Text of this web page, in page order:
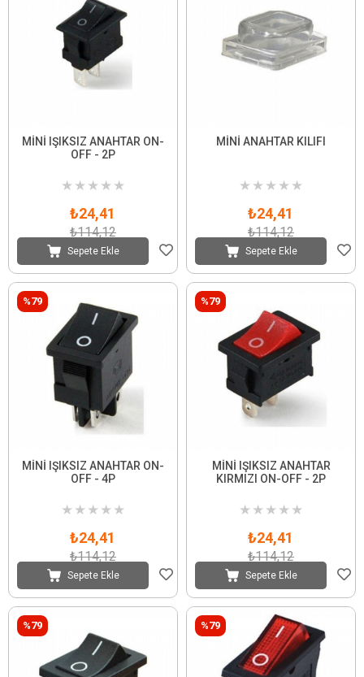
MİNİ IŞIKSIZ ANAHTAR ON-
OFF - 2P
★ ★ ★ ★ ★
₺24,41
₺114,12
Sepete Ekle
MİNİ ANAHTAR KILIFI
★ ★ ★ ★ ★
₺24,41
₺114,12
Sepete Ekle
MİNİ IŞIKSIZ ANAHTAR ON-
OFF - 4P
★ ★ ★ ★ ★
₺24,41
₺114,12
Sepete Ekle
%79
MİNİ IŞIKSIZ ANAHTAR
KIRMIZI ON-OFF - 2P
★ ★ ★ ★ ★
₺24,41
₺114,12
Sepete Ekle
%79
%79 %79